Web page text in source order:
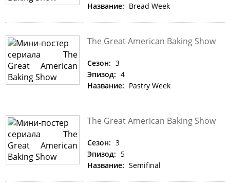
Название: Bread Week
The Great American Baking Show
Сезон: 3
Эпизод: 4
Название: Pastry Week
The Great American Baking Show
Сезон: 3
Эпизод: 5
Название: Semifinal